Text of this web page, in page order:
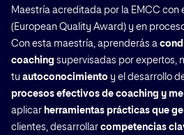
Maestría acreditada por la EMCC con
(European Quality Award) y en
Con esta maestría, aprenderás a
coaching supervisadas por expertos,
tu autoconocimiento y el desarrollo
procesos efectivos de coaching y
aplicar herramientas prácticas que
clientes, desarrollar competencias